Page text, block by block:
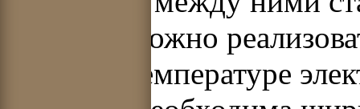
его невозможно
высокой температуре